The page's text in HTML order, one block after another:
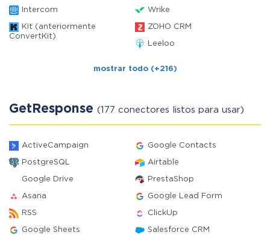
Intercom Wrike
Kit (anteriormente
ConvertKit)
ZOHO CRM
Leeloo
mostrar todo (+216)
GetResponse (177 conectores listos para usar)
ActiveCampaign Google Contacts
PostgreSQL Airtable
Google Drive PrestaShop
Asana Google Lead Form
RSS ClickUp
Google Sheets Salesforce CRM